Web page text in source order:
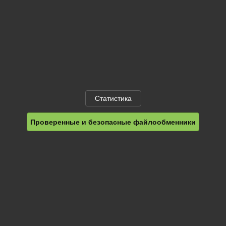
Статистика
Проверенные и безопасные файлообменники